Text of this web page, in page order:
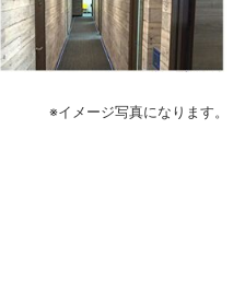
※イメージ写真になります。